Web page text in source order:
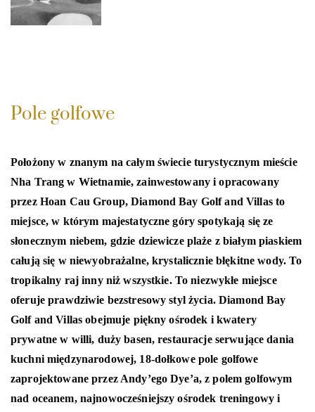
Pole golfowe
Położony w znanym na całym świecie turystycznym mieście
Nha Trang w Wietnamie, zainwestowany i opracowany
przez Hoan Cau Group, Diamond Bay Golf and Villas to
miejsce, w którym majestatyczne góry spotykają się ze
słonecznym niebem, gdzie dziewicze plaże z białym piaskiem
całują się w niewyobrażalne, krystalicznie błękitne wody. To
tropikalny raj inny niż wszystkie. To niezwykłe miejsce
oferuje prawdziwie bezstresowy styl życia. Diamond Bay
Golf and Villas obejmuje piękny ośrodek i kwatery
prywatne w willi, duży basen, restauracje serwujące dania
kuchni międzynarodowej, 18-dołkowe pole golfowe
zaprojektowane przez Andy’ego Dye’a, z polem golfowym
nad oceanem, najnowocześniejszy ośrodek treningowy i